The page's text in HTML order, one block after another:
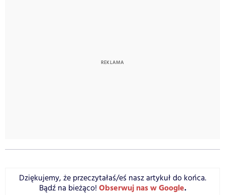
Dziękujemy, że przeczytałaś/eś nasz artykuł do końca.
Bądź na bieżąco! Obserwuj nas w Google.